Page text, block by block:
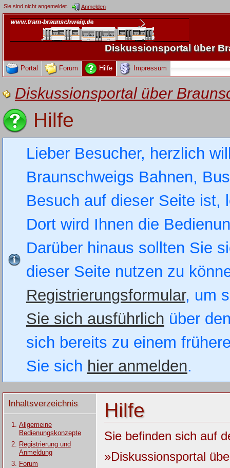
Sie sind nicht angemeldet. Anmelden
Diskussionsportal über
Portal Forum Hilfe Impressum
Diskussionsportal über
Hilfe
Lieber Besucher, herzlich
Braunschweigs Bahnen,
Besuch auf dieser Seite
Dort wird Ihnen die
Darüber hinaus sollten Sie
dieser Seite nutzen zu
Registrierungsformular, um
Sie sich ausführlich über
sich bereits zu einem
Sie sich hier anmelden.
Inhaltsverzeichnis
Allgemeine
Bedienungskonzepte
Registrierung und
Anmeldung
Forum
Hilfe
Sie befinden sich auf
»Diskussionsportal